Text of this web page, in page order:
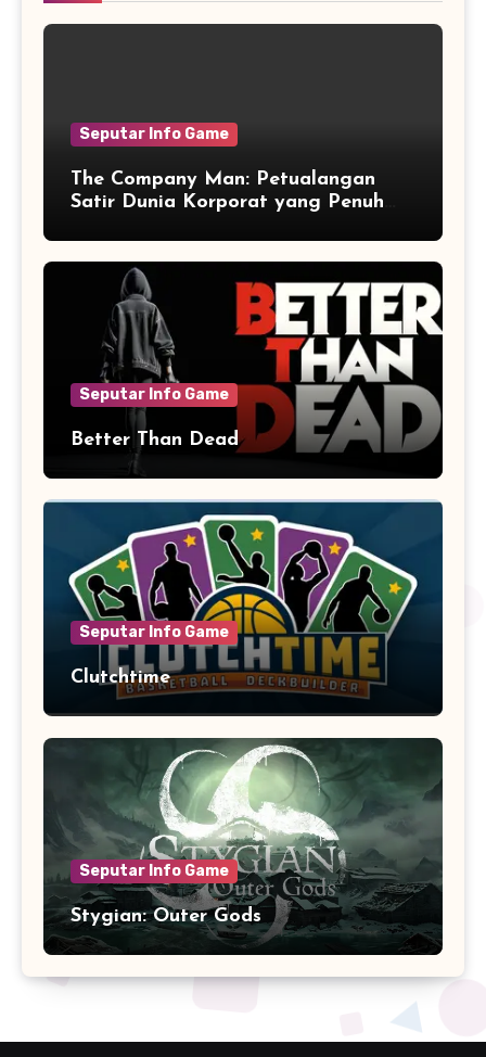
Seputar Info Game
The Company Man: Petualangan
Satir Dunia Korporat yang Penuh
Seputar Info Game
Better Than Dead
Seputar Info Game
Clutchtime
Seputar Info Game
Stygian: Outer Gods